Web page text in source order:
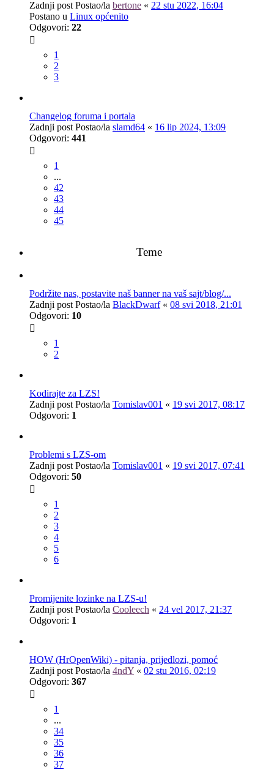
Zadnji post Postao/la bertone « 22 stu 2022, 16:04
Postano u Linux općenito
Odgovori: 22
1
2
3
Changelog foruma i portala
Zadnji post Postao/la slamd64 « 16 lip 2024, 13:09
Odgovori: 441
1
...
42
43
44
45
Teme
Podržite nas, postavite naš banner na vaš sajt/blog/...
Zadnji post Postao/la BlackDwarf« 08 svi 2018, 21:01
Odgovori: 10
1
2
Kodirajte za LZS!
Zadnji post Postao/la Tomislav001 « 19 svi 2017, 08:17
Odgovori: 1
Problemi s LZS-om
Zadnji post Postao/la Tomislav001 « 19 svi 2017, 07:41
Odgovori: 50
1
2
3
4
5
6
Promijenite lozinke na LZS-u!
Zadnji post Postao/la Cooleech « 24 vel 2017, 21:37
Odgovori: 1
HOW (HrOpenWiki) - pitanja, prijedlozi, pomoć
Zadnji post Postao/la 4ndY « 02 stu 2016, 02:19
Odgovori: 367
1
...
34
35
36
37